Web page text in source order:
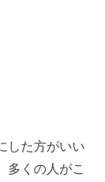
した方がいい
多くの人がこ